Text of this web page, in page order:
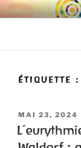
ECOLE
Ecole Steiner
ÉTIQUETTE :
MAI 23, 2024